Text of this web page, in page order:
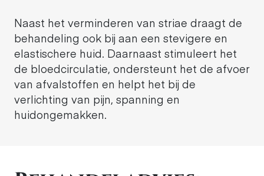
Naast het verminderen van striae draagt de
behandeling ook bij aan een stevigere en
elastischere huid. Daarnaast stimuleert het
de bloedcirculatie, ondersteunt het de afvoer
van afvalstoffen en helpt het bij de
verlichting van pijn, spanning en
huidongemakken.